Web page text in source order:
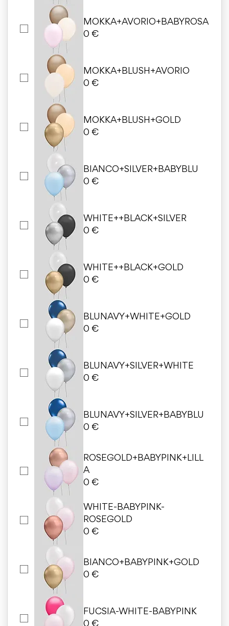
MOKKA+AVORIO+BABYROSA
0 €
MOKKA+BLUSH+AVORIO
0 €
MOKKA+BLUSH+GOLD
0 €
BIANCO+SILVER+BABYBLU
0 €
WHITE++BLACK+SILVER
0 €
WHITE++BLACK+GOLD
0 €
BLUNAVY+WHITE+GOLD
0 €
BLUNAVY+SILVER+WHITE
0 €
BLUNAVY+SILVER+BABYBLU
0 €
ROSEGOLD+BABYPINK+LILL
A
0 €
WHITE-BABYPINK-
ROSEGOLD
0 €
BIANCO+BABYPINK+GOLD
0 €
FUCSIA-WHITE-BABYPINK